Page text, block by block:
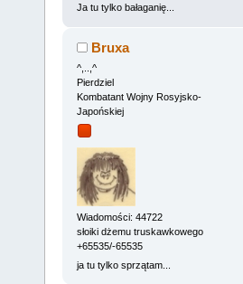
Ja tu tylko bałaganię...
Bruxa
^,..,^
Pierdziel
Kombatant Wojny Rosyjsko-
Japońskiej
Wiadomości: 44722
słoiki dżemu truskawkowego
+65535/-65535
ja tu tylko sprzątam...